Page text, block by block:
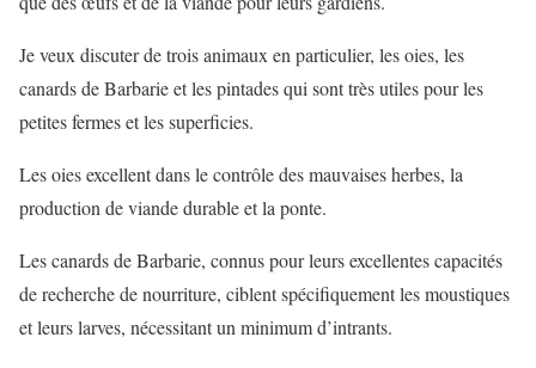
Je veux discuter de trois animaux en particulier, les oies, les
canards de Barbarie et les pintades qui sont très utiles pour les
petites fermes et les superficies.
Les oies excellent dans le contrôle des mauvaises herbes, la
production de viande durable et la ponte.
Les canards de Barbarie, connus pour leurs excellentes capacités
de recherche de nourriture, ciblent spécifiquement les moustiques
et leurs larves, nécessitant un minimum d’intrants.